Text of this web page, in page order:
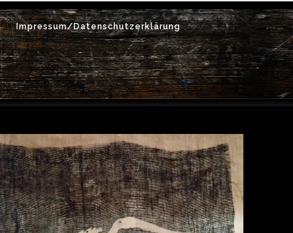
Impressum/Datenschutzerklärung